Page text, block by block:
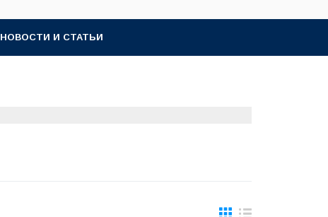
НОВОСТИ И СТАТЬИ